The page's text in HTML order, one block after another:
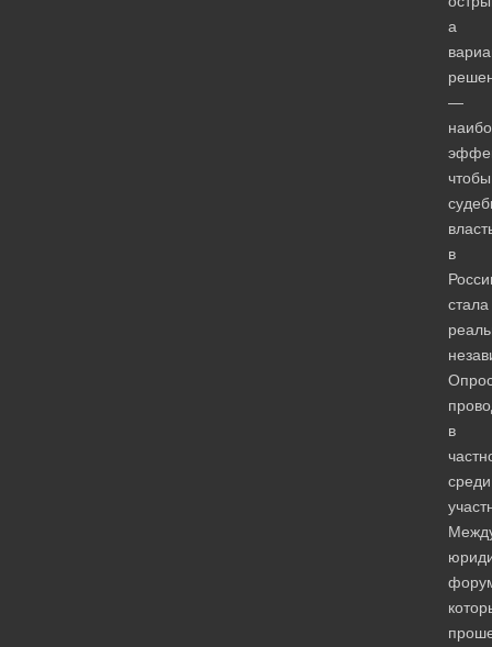
а
—
чтобы
в
стала
в
среди